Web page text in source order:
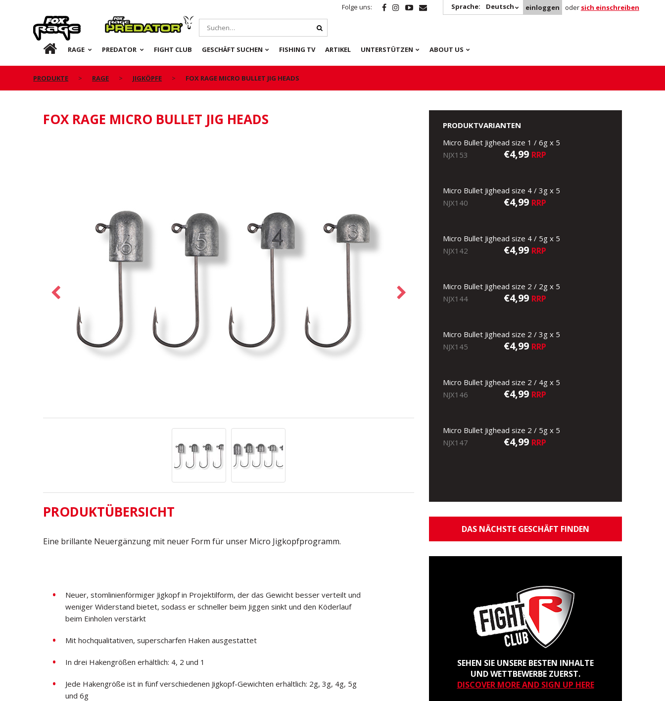
Folge uns: Sprache: Deutsch einloggen oder sich einschreiben
Rage Predator
DE RAGE PREDATOR FIGHT CLUB GESCHÄFT SUCHEN FISHING TV ARTIKEL UNTERSTÜTZEN ABOUT US
PRODUKTE RAGE JIGKÖPFE FOX RAGE MICRO BULLET JIG HEADS
FOX RAGE MICRO BULLET JIG HEADS
PRODUKTÜBERSICHT
Eine brillante Neuergänzung mit neuer Form für unser Micro Jigkopfprogramm.
Neuer, stomlinienförmiger Jigkopf in Projektilform, der das Gewicht besser verteilt und
weniger Widerstand bietet, sodass er schneller beim Jiggen sinkt und den Köderlauf
beim Einholen verstärkt
Mit hochqualitativen, superscharfen Haken ausgestattet
In drei Hakengrößen erhältlich: 4, 2 und 1
Jede Hakengröße ist in fünf verschiedenen Jigkopf-Gewichten erhältlich: 2g, 3g, 4g, 5g
und 6g
PRODUKTVARIANTEN
Micro Bullet Jighead size 1 / 6g x 5
NJX153
€4,99 RRP
Micro Bullet Jighead size 4 / 3g x 5
NJX140
€4,99 RRP
Micro Bullet Jighead size 4 / 5g x 5
NJX142
€4,99 RRP
Micro Bullet Jighead size 2 / 2g x 5
NJX144
€4,99 RRP
Micro Bullet Jighead size 2 / 3g x 5
NJX145
€4,99 RRP
Micro Bullet Jighead size 2 / 4g x 5
NJX146
€4,99 RRP
Micro Bullet Jighead size 2 / 5g x 5
NJX147
€4,99 RRP
DAS NÄCHSTE GESCHÄFT FINDEN
SEHEN SIE UNSERE BESTEN INHALTE
UND WETTBEWERBE ZUERST.
DISCOVER MORE AND SIGN UP HERE